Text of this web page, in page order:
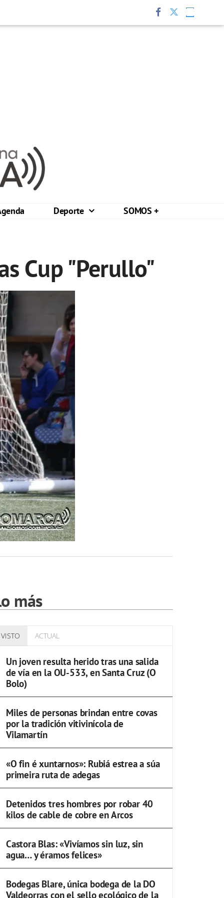
Deporte SOMOS +
Cup "Perullo"
más
VISTO ACTUAL
Un joven resulta herido tras una salida
de vía en la OU-533, en Santa Cruz (O
Bolo)
Miles de personas brindan entre covas
por la tradición vitivinícola de
Vilamartín
«O fin é xuntarnos»: Rubiá estrea a súa
primeira ruta de adegas
Detenidos tres hombres por robar 40
kilos de cable de cobre en Arcos
Castora Blas: «Vivíamos sin luz, sin
agua… y éramos felices»
Bodegas Blare, única bodega de la DO
Valdeorras con el sello ecológico de la